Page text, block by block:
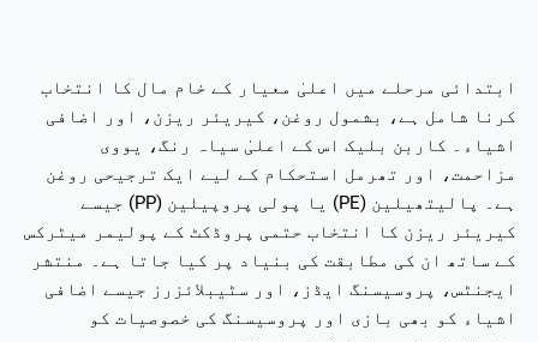
ابتدائی مرحلے میں اعلیٰ معیار کے خام مال کا انتخاب
کرنا شامل ہے، بشمول روغن، کیریئر ریزن، اور اضافی
اشیاء۔ کاربن بلیک اس کے اعلیٰ سیاہ رنگ، یووی
مزاحمت، اور تھرمل استحکام کے لیے ایک ترجیحی روغن
ہے۔ پالیتھیلین (PE) یا پولی پروپیلین (PP) جیسے
کیریئر ریزن کا انتخاب حتمی پروڈکٹ کے پولیمر میٹرکس
کے ساتھ ان کی مطابقت کی بنیاد پر کیا جاتا ہے۔ منتشر
ایجنٹس، پروسیسنگ ایڈز، اور سٹیبلائزرز جیسے اضافی
اشیاء کو بھی بازی اور پروسیسنگ کی خصوصیات کو